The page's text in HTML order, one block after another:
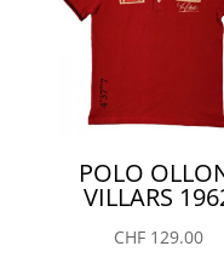
POLO
VILLARS
CHF129.00